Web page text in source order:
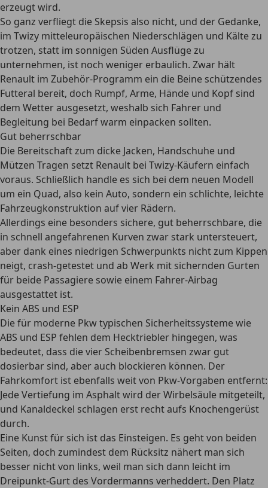
erzeugt wird.
So ganz verfliegt die Skepsis also nicht, und der Gedanke,
im Twizy mitteleuropäischen Niederschlägen und Kälte zu
trotzen, statt im sonnigen Süden Ausflüge zu
unternehmen, ist noch weniger erbaulich. Zwar hält
Renault im Zubehör-Programm ein die Beine schützendes
Futteral bereit, doch Rumpf, Arme, Hände und Kopf sind
dem Wetter ausgesetzt, weshalb sich Fahrer und
Begleitung bei Bedarf warm einpacken sollten.
Gut beherrschbar
Die Bereitschaft zum dicke Jacken, Handschuhe und
Mützen Tragen setzt Renault bei Twizy-Käufern einfach
voraus. Schließlich handle es sich bei dem neuen Modell
um ein Quad, also kein Auto, sondern ein schlichte, leichte
Fahrzeugkonstruktion auf vier Rädern.
Allerdings eine besonders sichere, gut beherrschbare, die
in schnell angefahrenen Kurven zwar stark untersteuert,
aber dank eines niedrigen Schwerpunkts nicht zum Kippen
neigt, crash-getestet und ab Werk mit sichernden Gurten
für beide Passagiere sowie einem Fahrer-Airbag
ausgestattet ist.
Kein ABS und ESP
Die für moderne Pkw typischen Sicherheitssysteme wie
ABS und ESP fehlen dem Hecktriebler hingegen, was
bedeutet, dass die vier Scheibenbremsen zwar gut
dosierbar sind, aber auch blockieren können. Der
Fahrkomfort ist ebenfalls weit von Pkw-Vorgaben entfernt:
Jede Vertiefung im Asphalt wird der Wirbelsäule mitgeteilt,
und Kanaldeckel schlagen erst recht aufs Knochengerüst
durch.
Eine Kunst für sich ist das Einsteigen. Es geht von beiden
Seiten, doch zumindest dem Rücksitz nähert man sich
besser nicht von links, weil man sich dann leicht im
Dreipunkt-Gurt des Vordermanns verheddert. Den Platz